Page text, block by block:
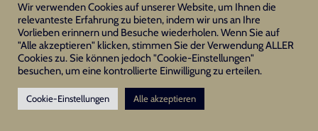
Wir verwenden Cookies auf unserer Website, um Ihnen die
relevanteste Erfahrung zu bieten, indem wir uns an Ihre
Vorlieben erinnern und Besuche wiederholen. Wenn Sie auf
"Alle akzeptieren" klicken, stimmen Sie der Verwendung ALLER
Cookies zu. Sie können jedoch "Cookie-Einstellungen"
besuchen, um eine kontrollierte Einwilligung zu erteilen.
Cookie-Einstellungen Alle akzeptieren